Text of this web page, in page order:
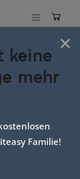
×
keine
mehr
Familie!